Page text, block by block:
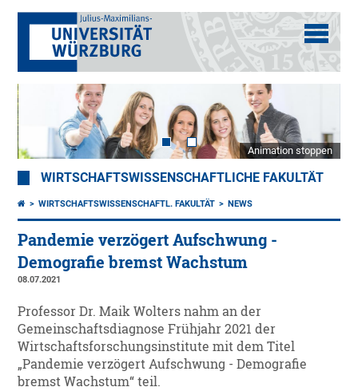
Animation stoppen
WIRTSCHAFTSWISSENSCHAFTLICHE FAKULTÄT
WIRTSCHAFTSWISSENSCHAFTL. FAKULTÄT NEWS
Pandemie verzögert Aufschwung -
Demografie bremst Wachstum
08.07.2021
Professor Dr. Maik Wolters nahm an der
Gemeinschaftsdiagnose Frühjahr 2021 der
Wirtschaftsforschungsinstitute mit dem Titel
„Pandemie verzögert Aufschwung - Demografie
bremst Wachstum“ teil.